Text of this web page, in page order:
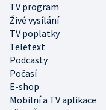
TV program
Živé vysílání
TV poplatky
Teletext
Podcasty
Počasí
E-shop
Mobilní a TV aplikace